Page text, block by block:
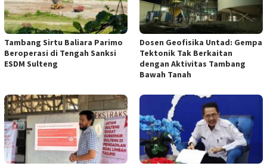
Tambang Sirtu Baliara Parimo
Beroperasi di Tengah Sanksi
ESDM Sulteng
Dosen Geofisika Untad: Gempa
Tektonik Tak Berkaitan
dengan Aktivitas Tambang
Bawah Tanah